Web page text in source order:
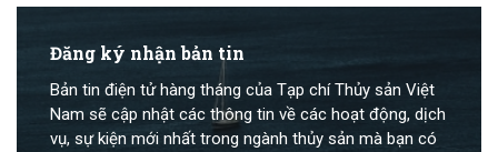
Đăng ký nhận bản tin
Bản tin điện tử hàng tháng của Tạp chí Thủy sản Việt
Nam sẽ cập nhật các thông tin về các hoạt động, dịch
vụ, sự kiện mới nhất trong ngành thủy sản mà bạn có